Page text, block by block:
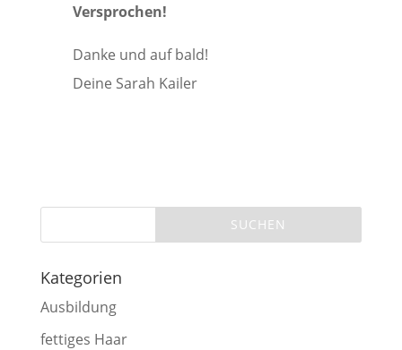
Versprochen!
Danke und auf bald!
Deine Sarah Kailer
Kategorien
Ausbildung
fettiges Haar